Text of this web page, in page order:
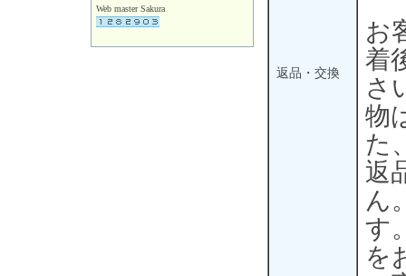
Web master Sakura
返品・交換
お
着
さ
物
た
返
ん
す
を